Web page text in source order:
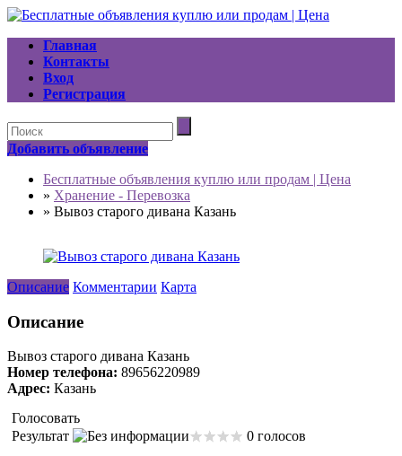
Главная
Контакты
Вход
Регистрация
Добавить объявление
Бесплатные объявления куплю или продам | Цена
» Хранение - Перевозка
» Вывоз старого дивана Казань
Описание Комментарии Карта
Описание
Вывоз старого дивана Казань
Номер телефона: 89656220989
Адрес: Казань
Голосовать
Результат
0 голосов